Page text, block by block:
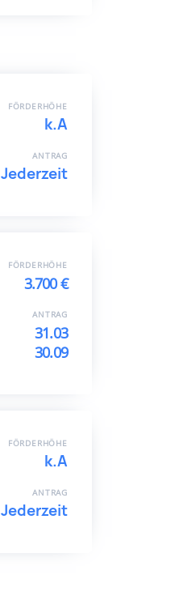
FÖRDERHÖHE
k.A
ANTRAG
Jederzeit
FÖRDERHÖHE
3.700 €
ANTRAG
31.03
30.09
FÖRDERHÖHE
k.A
ANTRAG
Jederzeit